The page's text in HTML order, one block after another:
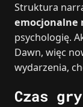
Struktura
emocjonalne
psychologię.
Dawn, więc
wydarzenia,
Czas